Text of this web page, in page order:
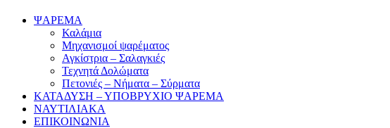
ΨΑΡΕΜΑ
Καλάμια
Μηχανισμοί ψαρέματος
Αγκίστρια – Σαλαγκιές
Τεχνητά Δολώματα
Πετονιές – Νήματα – Σύρματα
ΚΑΤΑΔΥΣΗ – ΥΠΟΒΡΥΧΙΟ ΨΑΡΕΜΑ
ΝΑΥΤΙΛΙΑΚΑ
ΕΠΙΚΟΙΝΩΝΙΑ